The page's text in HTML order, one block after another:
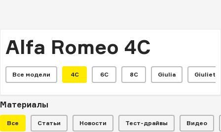
Alfa Romeo 4C
Все модели 4C 6C 8C Giulia
Материалы
Все Статьи Новости Тест-драйвы Видео